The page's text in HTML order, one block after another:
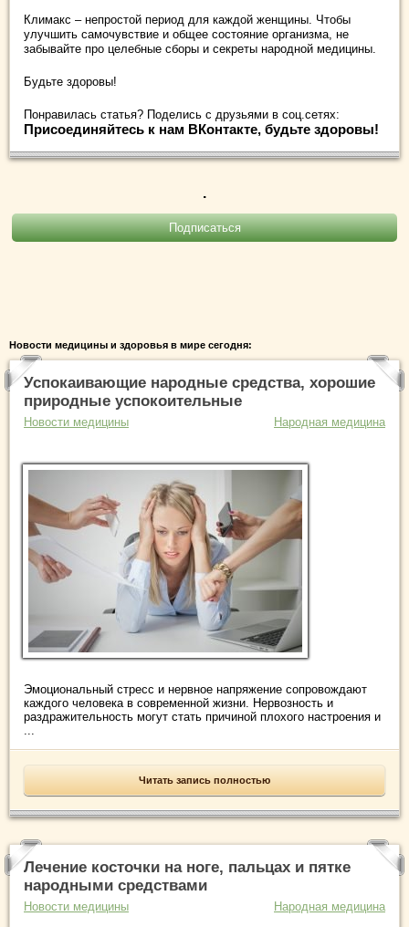
Климакс – непростой период для каждой женщины. Чтобы
улучшить самочувствие и общее состояние организма, не
забывайте про целебные сборы и секреты народной медицины.
Будьте здоровы!
Понравилась статья? Поделись с друзьями в соц.сетях:
Присоединяйтесь к нам ВКонтакте, будьте здоровы!
.
Новости медицины и здоровья в мире сегодня:
Успокаивающие народные средства, хорошие
природные успокоительные
Новости медицины Народная медицина
Эмоциональный стресс и нервное напряжение сопровождают
каждого человека в современной жизни. Нервозность и
раздражительность могут стать причиной плохого настроения и
...
Читать запись полностью
Лечение косточки на ноге, пальцах и пятке
народными средствами
Новости медицины Народная медицина